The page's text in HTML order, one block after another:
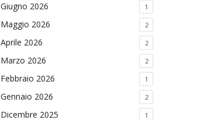
Giugno 2026 1
Maggio 2026 2
Aprile 2026 2
Marzo 2026 2
Febbraio 2026 1
Gennaio 2026 2
Dicembre 2025 1